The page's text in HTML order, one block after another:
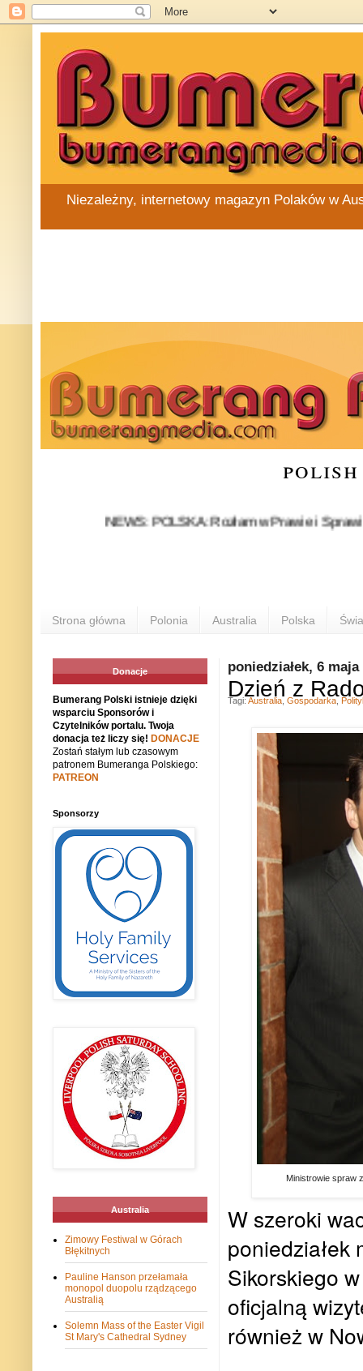
Niezależny, internetowy magazyn Polaków w
NEWS: POLSKA: Rozłam w Prawie i
Strona główna Polonia Australia Polska
poniedziałek, 6 maja
Dzień z
Ministrowie spraw
W szeroki
poniedziałek
Sikorskiego
oficjalną
również w
Tagi: Australia Gospodarka
Donacje
Bumerang Polski istnieje dzięki
wsparciu Sponsorów i
Czytelników portalu. Twoja
donacja też liczy się! DONACJE
Zostań stałym lub czasowym
patronem Bumeranga Polskiego:
PATREON
Sponsorzy
Australia
Zimowy Festiwal w Górach
Błękitnych
Pauline Hanson przełamała
monopol duopolu rządzącego
Australią
Solemn Mass of the Easter Vigil
St Mary's Cathedral Sydney